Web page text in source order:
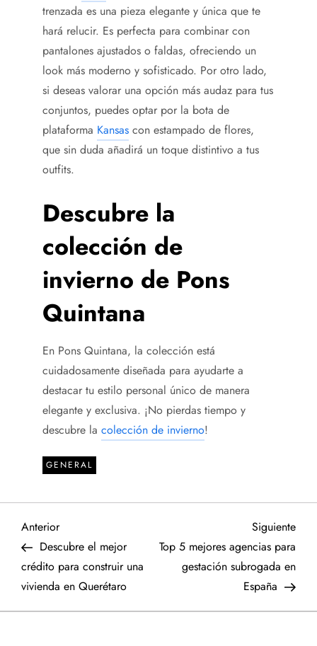
trenzada es una pieza elegante y única que te
hará relucir. Es perfecta para combinar con
pantalones ajustados o faldas, ofreciendo un
look más moderno y sofisticado. Por otro lado,
si deseas valorar una opción más audaz para tus
conjuntos, puedes optar por la bota de
plataforma Kansas con estampado de flores,
que sin duda añadirá un toque distintivo a tus
outfits.
Descubre la
colección de
invierno de Pons
Quintana
En Pons Quintana, la colección está
cuidadosamente diseñada para ayudarte a
destacar tu estilo personal único de manera
elegante y exclusiva. ¡No pierdas tiempo y
descubre la colección de invierno!
GENERAL
N
a
v
Entrada
anterior
Anterior
Descubre el mejor
crédito para construir una
vivienda en Querétaro
Siguiente
Top 5 mejores agencias para
gestación subrogada en
España